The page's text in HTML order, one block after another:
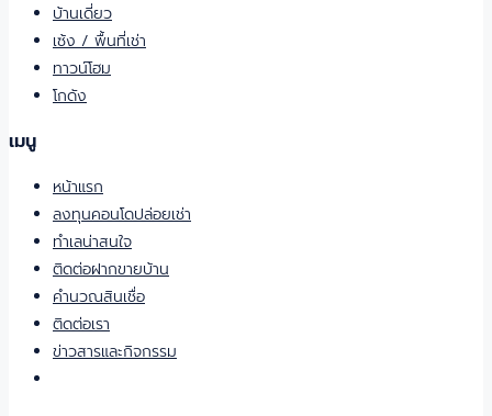
บ้านเดี่ยว
เซ้ง / พื้นที่เช่า
ทาวน์โฮม
โกดัง
เมนู
หน้าแรก
ลงทุนคอนโดปล่อยเช่า
ทำเลน่าสนใจ
ติดต่อฝากขายบ้าน
คำนวณสินเชื่อ
ติดต่อเรา
ข่าวสารและกิจกรรม